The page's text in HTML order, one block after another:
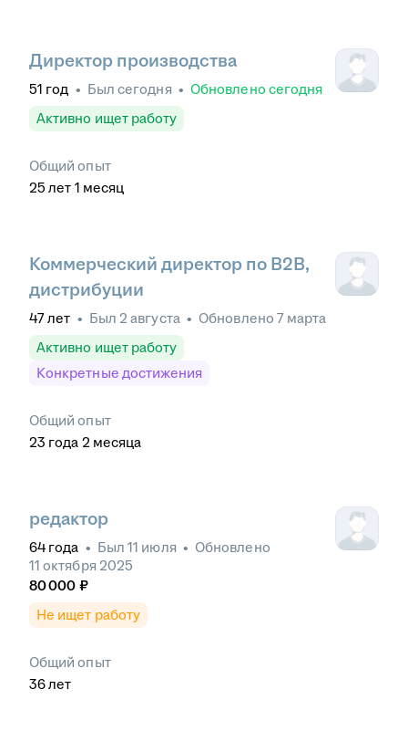
Директор производства
51 год • Был сегодня • Обновлено сегодня
Активно ищет работу
Общий опыт
25 лет 1 месяц
Коммерческий директор по B2B,
дистрибуции
47лет • Был 2 августа • Обновлено 7 марта
Активно ищет работу
Конкретные достижения
Общий опыт
23 года 2 месяца
редактор
64 года • Был 11 июля • Обновлено
11 октября 2025
80 000 ₽
Не ищет работу
Общий опыт
36лет